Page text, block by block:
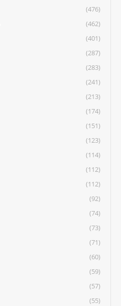
(476)
(462)
(401)
(287)
(283)
(241)
(213)
(174)
(151)
(123)
(114)
(112)
(112)
(92)
(74)
(73)
(71)
(60)
(59)
(57)
(55)